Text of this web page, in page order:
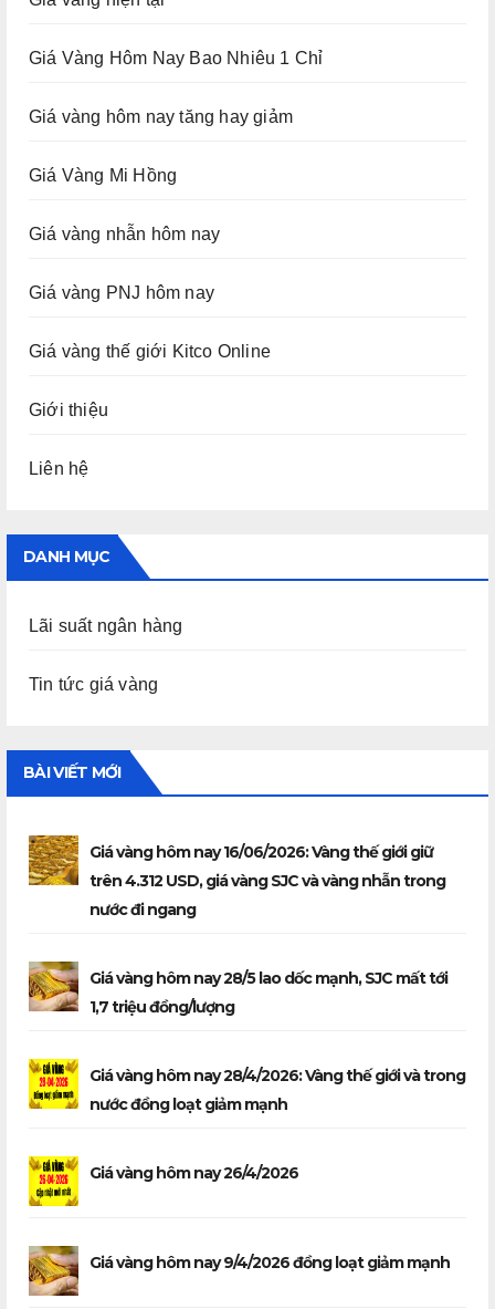
Giá Vàng Hôm Nay Bao Nhiêu 1 Chỉ
Giá vàng hôm nay tăng hay giảm
Giá Vàng Mi Hồng
Giá vàng nhẫn hôm nay
Giá vàng PNJ hôm nay
Giá vàng thế giới Kitco Online
Giới thiệu
Liên hệ
DANH MỤC
Lãi suất ngân hàng
Tin tức giá vàng
BÀI VIẾT MỚI
Giá vàng hôm nay 16/06/2026: Vàng thế giới giữ
trên 4.312 USD, giá vàng SJC và vàng nhẫn trong
nước đi ngang
Giá vàng hôm nay 28/5 lao dốc mạnh, SJC mất tới
1,7 triệu đồng/lượng
Giá vàng hôm nay 28/4/2026: Vàng thế giới và trong
nước đồng loạt giảm mạnh
Giá vàng hôm nay 26/4/2026
Giá vàng hôm nay 9/4/2026 đồng loạt giảm mạnh